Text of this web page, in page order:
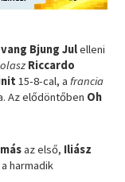
Bjung Julelleni
olasz Riccardo
15-8-cal, afrancia
Az elődöntőben Oh
az első, Iliász
harmadik